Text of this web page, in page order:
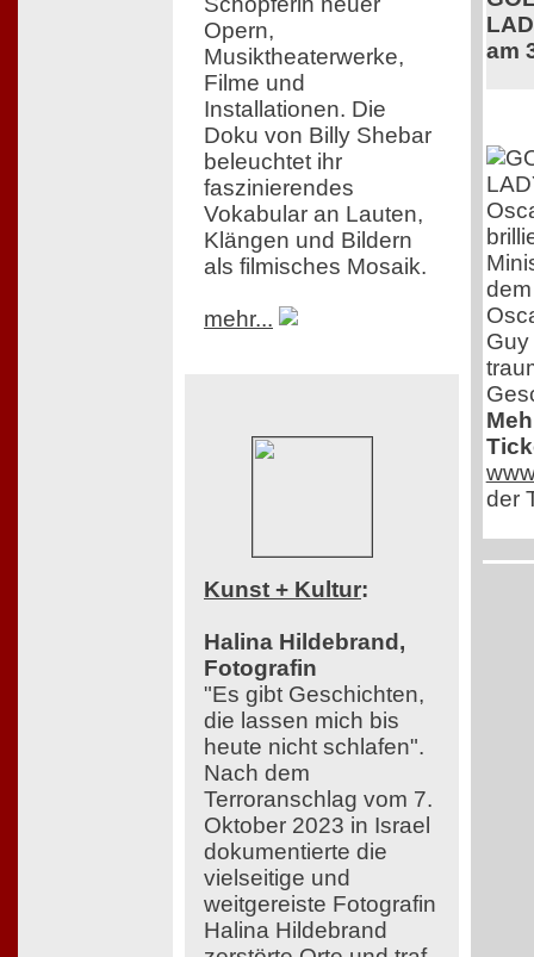
Opern,
Musiktheaterwerke,
Filme und
Installationen. Die
Doku von Billy Shebar
beleuchtet ihr
faszinierendes
Vokabular an Lauten,
Klängen und Bildern
als filmisches Mosaik.
mehr...
Kunst + Kultur:
Halina Hildebrand,
Fotografin
"Es gibt Geschichten,
die lassen mich bis
heute nicht schlafen".
Nach dem
Terroranschlag vom 7.
Oktober 2023 in Israel
dokumentierte die
vielseitige und
weitgereiste Fotografin
Halina Hildebrand
am
Guy
der